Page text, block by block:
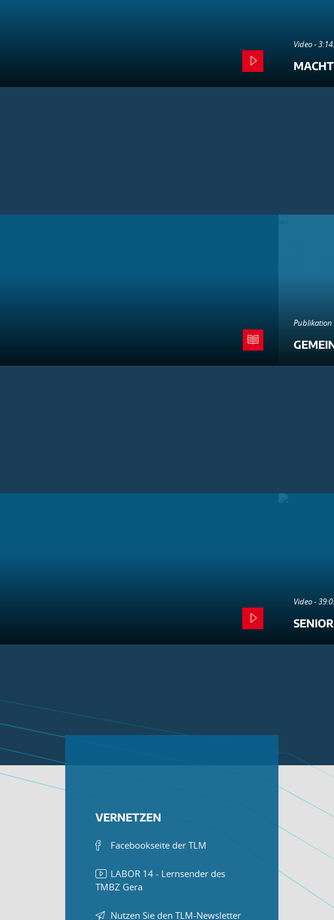
Video -
Publikation
Video -
VERNETZEN
Facebookseite der TLM
LABOR 14 - Lernsender des
TMBZ Gera
Nutzen Sie den TLM-Newsletter